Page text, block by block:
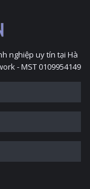
nghiệp uy tín tại Hà
- MST 0109954149